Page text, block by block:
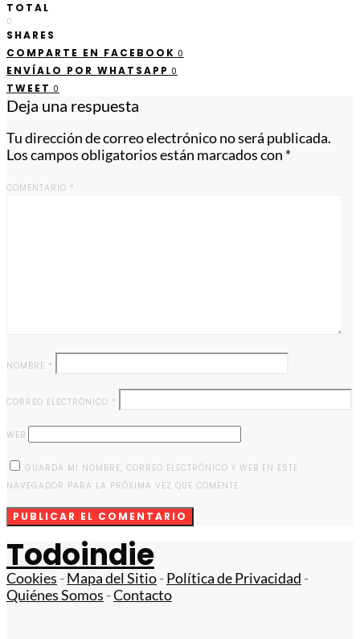
TOTAL
0
SHARES
COMPARTE EN FACEBOOK 0
ENVÍALO POR WHATSAPP 0
TWEET 0
Deja una respuesta
Tu dirección de correo electrónico no será publicada.
Los campos obligatorios están marcados con *
COMENTARIO *
NOMBRE *
CORREO ELECTRÓNICO *
WEB
GUARDA MI NOMBRE, CORREO ELECTRÓNICO Y WEB EN ESTE
NAVEGADOR PARA LA PRÓXIMA VEZ QUE COMENTE.
Todoindie
Cookies -Mapa del Sitio-Política de Privacidad -
Quiénes Somos -Contacto